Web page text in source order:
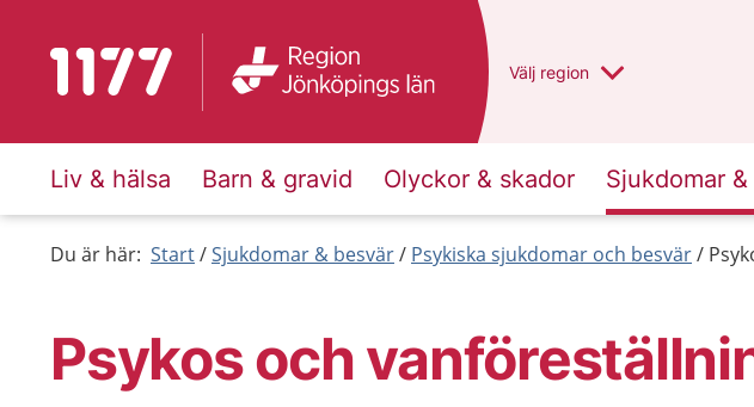
Till startsidan för 1177 Du har valt region
Välj en annan
region
Liv & hälsa Barn & gravid Olyckor & skador Sjukdomar
Du är här: Start Sjukdomar & besvär Psykiska sjukdomar och besvär
Psykos och